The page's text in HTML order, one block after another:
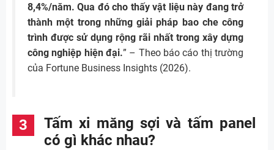
8,4%/năm. Qua đó cho thấy vật liệu này đang trở
thành một trong những giải pháp bao che công
trình được sử dụng rộng rãi nhất trong xây dựng
công nghiệp hiện đại.” – Theo báo cáo thị trường
của Fortune Business Insights (2026).
Tấm xi măng sợi và tấm panel
có gì khác nhau?